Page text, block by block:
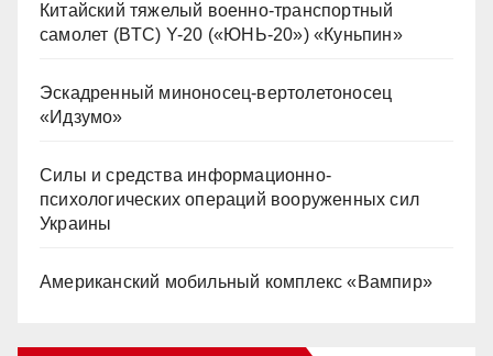
Китайский тяжелый военно-транспортный
самолет (BTC) Y-20 («ЮНЬ-20») «Куньпин»
Эскадренный миноносец-вертолетоносец
«Идзумо»
Силы и средства информационно-
психологических операций вооруженных сил
Украины
Американский мобильный комплекс «Вампир»